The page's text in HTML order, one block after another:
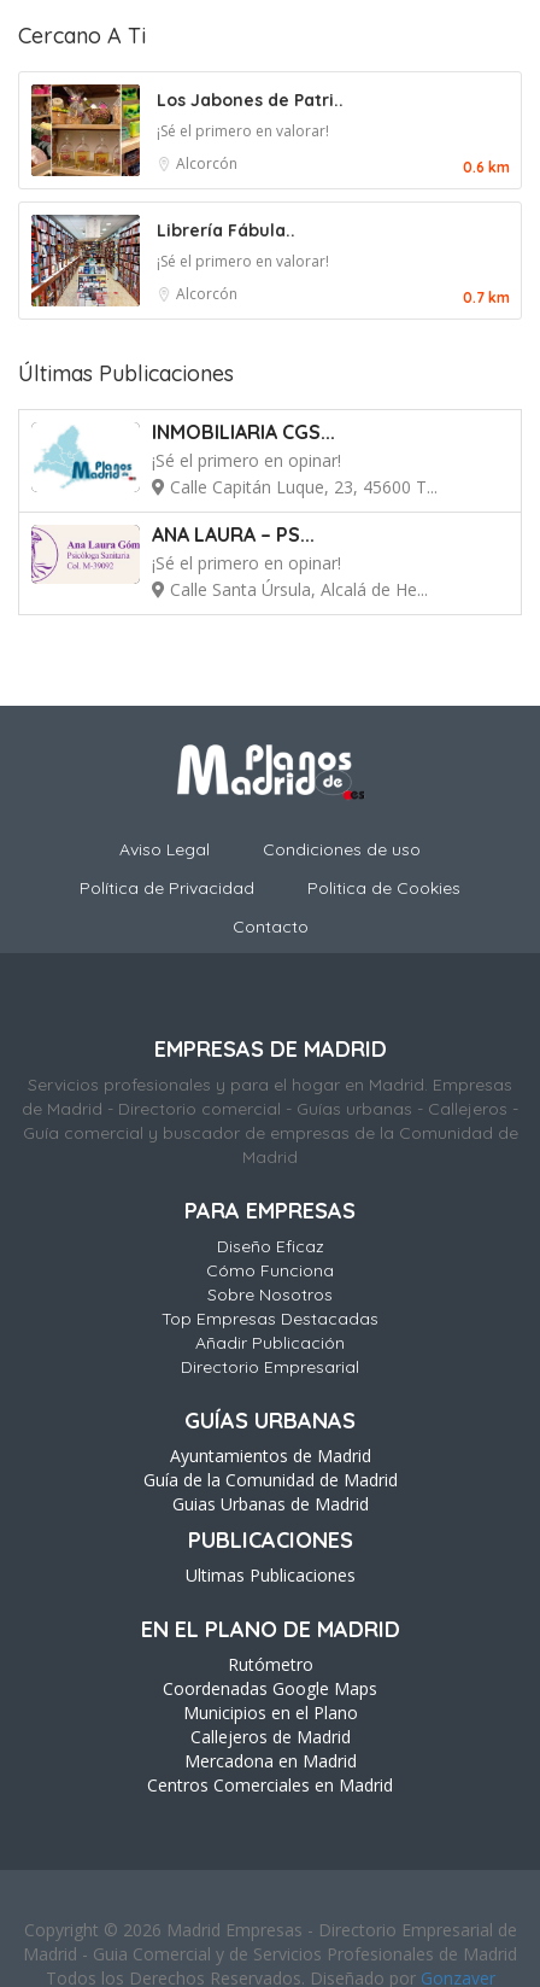
Cercano A Ti
Los Jabones de Patri..
¡Sé el primero en valorar!
Alcorcón
0.6 km
Librería Fábula..
¡Sé el primero en valorar!
Alcorcón
0.7 km
Últimas Publicaciones
INMOBILIARIA CGS...
¡Sé el primero en opinar!
Calle Capitán Luque, 23, 45600 T...
ANA LAURA – PS...
¡Sé el primero en opinar!
Calle Santa Úrsula, Alcalá de He...
Aviso Legal
Condiciones de uso
Política de Privacidad
Politica de Cookies
Contacto
EMPRESAS DE MADRID
Servicios profesionales y para el hogar en Madrid. Empresas
de Madrid - Directorio comercial - Guías urbanas - Callejeros -
Guía comercial y buscador de empresas de la Comunidad de
Madrid
PARA EMPRESAS
Diseño Eficaz
Cómo Funciona
Sobre Nosotros
Top Empresas Destacadas
Añadir Publicación
Directorio Empresarial
GUÍAS URBANAS
Ayuntamientos de Madrid
Guía de la Comunidad de Madrid
Guias Urbanas de Madrid
PUBLICACIONES
Ultimas Publicaciones
EN EL PLANO DE MADRID
Rutómetro
Coordenadas Google Maps
Municipios en el Plano
Callejeros de Madrid
Mercadona en Madrid
Centros Comerciales en Madrid
Copyright © 2026 Madrid Empresas - Directorio Empresarial de
Madrid - Guia Comercial y de Servicios Profesionales de Madrid
Todos los Derechos Reservados. Diseñado por Gonzaver